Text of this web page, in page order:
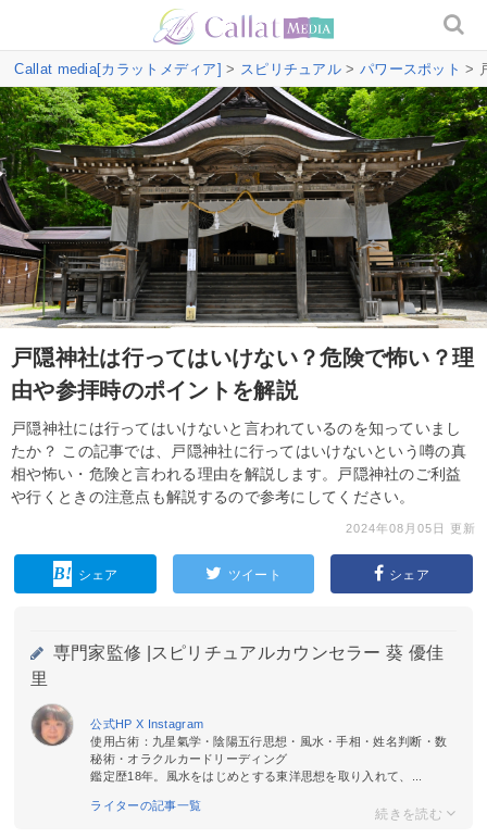
Callat media[カラットメディア] > スピリチュアル > パワースポット >
戸隠神社は行ってはいけない？危険で怖い？理
由や参拝時のポイントを解説
戸隠神社には行ってはいけないと言われているのを知っていまし
たか？ この記事では、戸隠神社に行ってはいけないという噂の真
相や怖い・危険と言われる理由を解説します。戸隠神社のご利益
や行くときの注意点も解説するので参考にしてください。
2024年08月05日 更新
シェア ツイート シェア
専門家監修 |
スピリチュアルカウンセラー 葵 優佳
里
公式HP X Instagram
使用占術：九星氣学・陰陽五行思想・風水・手相・姓名判断・数
秘術・オラクルカードリーディング
鑑定歴18年。風水をはじめとする東洋思想を取り入れて、...
ライターの記事一覧